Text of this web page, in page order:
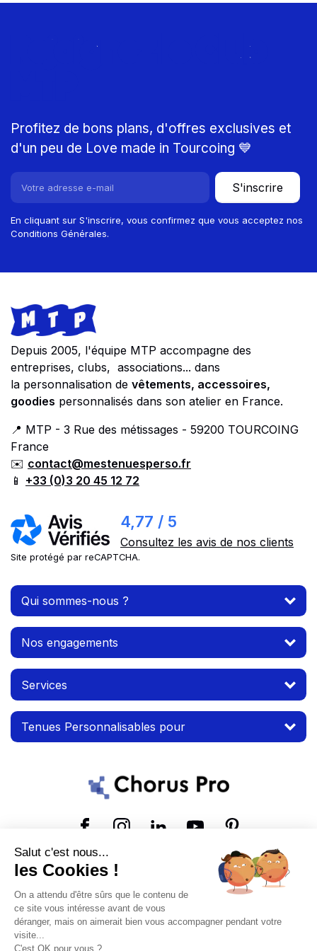
Rejoignez le Club
Profitez de bons plans, d'offres exclusives et
d'un peu de Love made in Tourcoing 💙
S'inscrire
En cliquant sur S'inscrire, vous confirmez que vous acceptez nos
Conditions Générales.
Footer
Store information
Depuis 2005, l'équipe MTP accompagne des
entreprises, clubs, associations... dans
la personnalisation de vêtements, accessoires,
goodies personnalisés dans son atelier en France.
📍 MTP - 3 Rue des métissages - 59200 TOURCOING
France
✉️ contact@mestenuesperso.fr
📱 +33 (0)3 20 45 12 72
4,77 / 5
Consultez les avis de nos clients
Site protégé par reCAPTCHA.
Qui sommes-nous ?
Nos engagements
Services
Tenues Personnalisables pour
© 2026 MTP. Tous droits réservés.
Conditions d'utilisation Mentions légales
Salut c'est nous...
les Cookies !
On a attendu d'être sûrs que le contenu de
ce site vous intéresse avant de vous
déranger, mais on aimerait bien vous accompagner pendant votre
visite...
C'est OK pour vous ?